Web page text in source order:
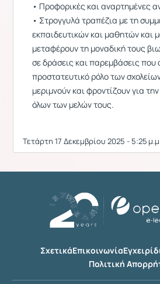
• Προφορικές και αναρτημένες
• Στρογγυλά τραπέζια με τη
εκπαιδευτικών και μαθητών και
μεταφέρουν τη μοναδική τους
σε δράσεις και παρεμβάσεις που
προστατευτικό ρόλο των
μεριμνούν και φροντίζουν για
όλων των μελών τους.
Τετάρτη 17 Δεκεμβρίου 2025 - 5:25
ΣχετικάΕπικοινωνία
Πολιτική